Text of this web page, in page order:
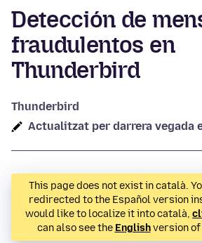
Detección de
fraudulentos en
Thunderbird
Thunderbird
Actualitzat per darrera vegada
This page does not exist in català.
redirected to the Español version
would like to localize it into català,
can also see the Englishversion of